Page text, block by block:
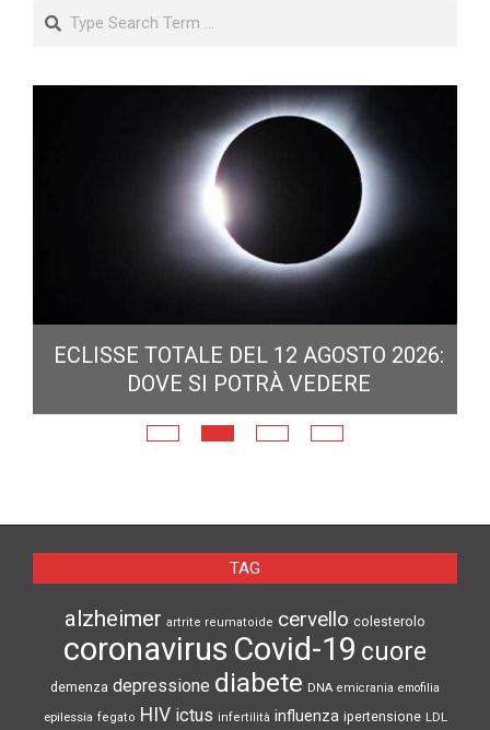
Search
ECLISSE TOTALE DEL 12 AGOSTO 2026:
DOVE SI POTRÀ VEDERE
TAG
alzheimer artrite reumatoide cervello colesterolo
coronavirus Covid-19 cuore
demenza depressione diabete DNA emicrania emofilia
epilessia fegato HIV ictus infertilità influenza ipertensione LDL